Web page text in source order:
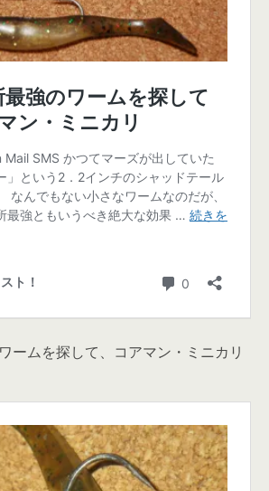
ームを探して、コアマン・ミニカリ